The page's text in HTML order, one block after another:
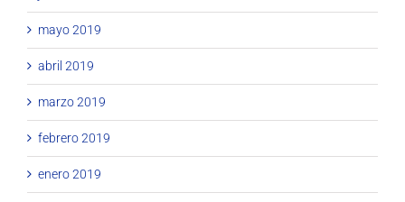
mayo 2019
abril 2019
marzo 2019
febrero 2019
enero 2019